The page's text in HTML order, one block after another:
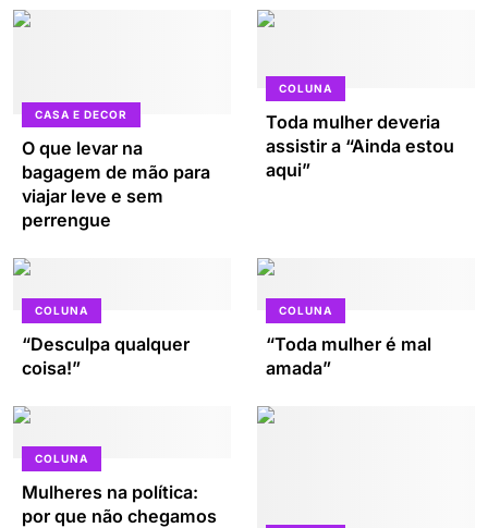
CASA E DECOR
O que levar na
bagagem de mão para
viajar leve e sem
perrengue
COLUNA
Toda mulher deveria
assistir a “Ainda estou
aqui”
COLUNA
“Desculpa qualquer
coisa!”
COLUNA
“Toda mulher é mal
amada”
COLUNA
Mulheres na política:
por que não chegamos